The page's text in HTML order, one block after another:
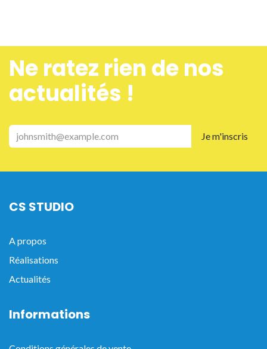
Ne ra​tez rien de nos
actualités !
Je m'inscris
CS STUDIO
A propos
Réalisations
Actualités
Informations